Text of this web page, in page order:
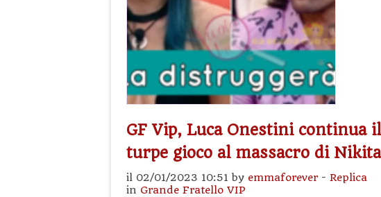
GF Vip, Luca Onestini continua
turpe gioco al massacro di
il 02/01/2023 10:51 by emmaforever- Replica
in Grande Fratello VIP